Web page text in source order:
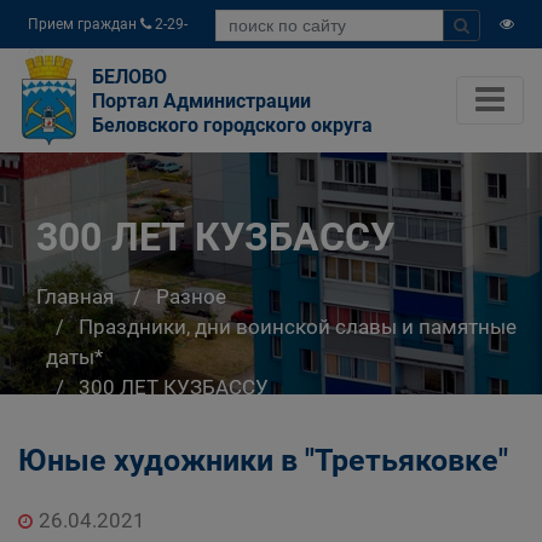
Прием граждан
2-29-
04
БЕЛОВО
Портал Администрации
Беловского городского округа
300 ЛЕТ КУЗБАССУ
Главная
Разное
Праздники, дни воинской славы и памятные
даты*
300 ЛЕТ КУЗБАССУ
Юные художники в "Третьяковке"
26.04.2021